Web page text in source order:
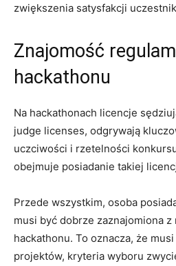
zwiększenia satysfakcji
Znajomość​
hackathonu
Na hackathonach licencje
judge licenses, odgrywają‍
uczciwości i rzetelności⁤
obejmuje posiadanie takiej
Przede wszystkim, osoba
musi być dobrze zaznajomiona z
hackathonu. To oznacza,‌ że
projektów, kryteria wyboru